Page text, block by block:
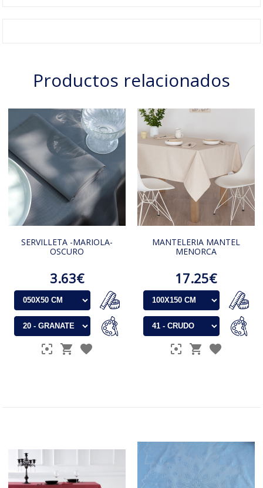
Productos relacionados
SERVILLETA -MARIOLA-
OSCURO
3.63€
MANTELERIA MANTEL
MENORCA
17.25€